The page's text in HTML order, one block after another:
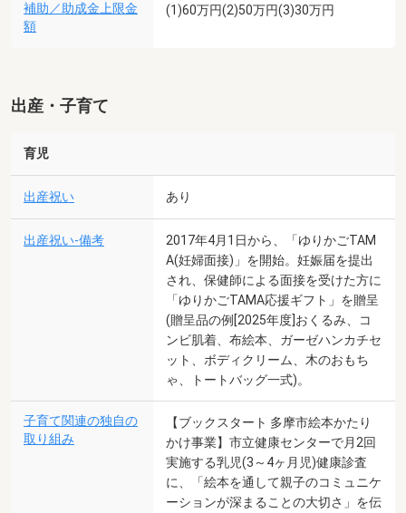
補助／助成金上限金
額
(1)60万円(2)50万円(3)30万円
出産・子育て
育児
出産祝い あり
出産祝い-備考
2017年4月1日から、「ゆりかごTAM
A(妊婦面接)」を開始。妊娠届を提出
され、保健師による面接を受けた方に
「ゆりかごTAMA応援ギフト」を贈呈
(贈呈品の例[2025年度]おくるみ、コ
ンビ肌着、布絵本、ガーゼハンカチセ
ット、ボディクリーム、木のおもち
ゃ、トートバッグ一式)。
子育て関連の独自の
取り組み
【ブックスタート 多摩市絵本かたり
かけ事業】市立健康センターで月2回
実施する乳児(3～4ヶ月児)健康診査
に、「絵本を通して親子のコミュニケ
ーションが深まることの大切さ」を伝